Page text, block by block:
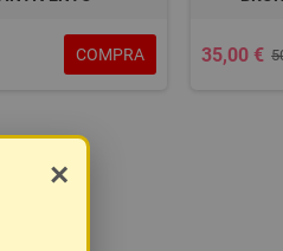
COMPRA 35,00 €
×